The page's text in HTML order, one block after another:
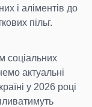
і аліментів до
пільг.
соціальних
актуальні
у 2026 році